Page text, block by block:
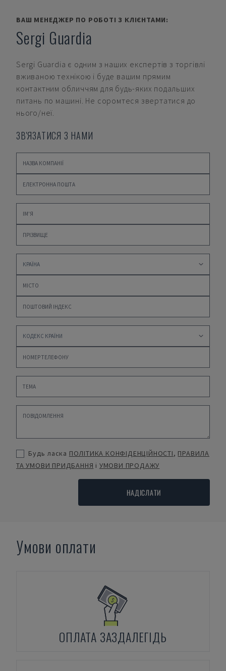
ВАШ МЕНЕДЖЕР ПО РОБОТІ З КЛІЄНТАМИ:
Sergi Guardia
Sergi Guardia є одним з наших експертів з торгівлі
вживаною технікою і буде вашим прямим
контактним обличчям для будь-яких подальших
питань по машині. Не соромтеся звертатися до
нього/неї.
ЗВ'ЯЗАТИСЯ З НАМИ
Будь ласка ПОЛІТИКА КОНФІДЕНЦІЙНОСТІ, ПРАВИЛА
ТА УМОВИ ПРИДБАННЯ і УМОВИ ПРОДАЖУ
НАДІСЛАТИ
Умови оплати
ОПЛАТА ЗАЗДАЛЕГІДЬ